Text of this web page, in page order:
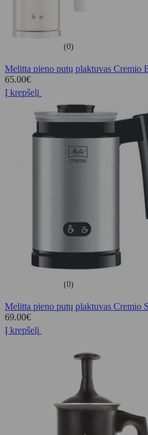
(0)
Melitta pieno putų plaktuvas Cremio
65.00€
Į krepšelį
(0)
Melitta pieno putų plaktuvas Cremio
69.00€
Į krepšelį